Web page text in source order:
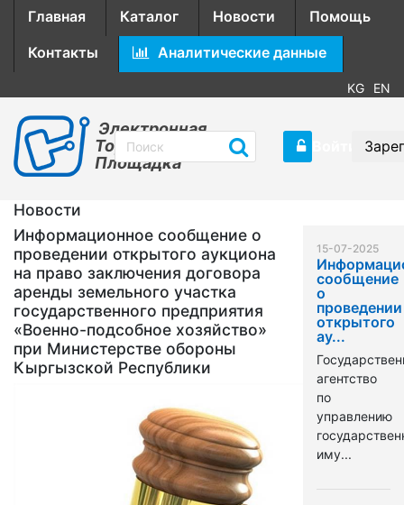
Главная Каталог Новости
Помощь
Контакты
Аналитические данные
KG EN
Электронная
Торговая
Площадка
Новости
Информационное сообщение о
проведении открытого аукциона
на право заключения договора
аренды земельного участка
государственного предприятия
«Военно-подсобное хозяйство»
при Министерстве обороны
Кыргызской Республики
15-07-2025
сообщение
о
проведении
открытого
ау...
агентство
по
управлению
иму...